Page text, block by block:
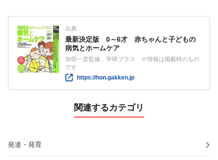
出典
最新決定版 0～6才 赤ちゃんと子どもの
病気とホームケア
加部一彦監修、学研プラス ※情報は掲載時のもの
です
https://hon.gakken.jp
関連するカテゴリ
発達・発育